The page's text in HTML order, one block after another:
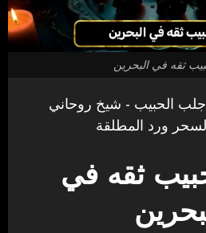
ثقه في البحرين
الحبيب - شيخ روحاني
ورد المطلقة
ثقه في